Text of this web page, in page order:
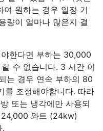
여 원하는 경우 일정 기
량이 얼마나 많은지 결
한다면 부하는 30,000
수 없습니다. 3 시간 이
는 경우 연속 부하의 80
를 조정해야합니다. 따라
또는 냉각에만 사용되
와트 (24kw)
.